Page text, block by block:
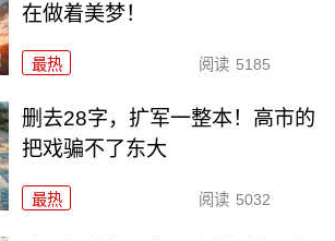
在做着美梦！
最热 阅读 5185
删去28字，扩军一整本！高市的
把戏骗不了东大
最热 阅读 5032